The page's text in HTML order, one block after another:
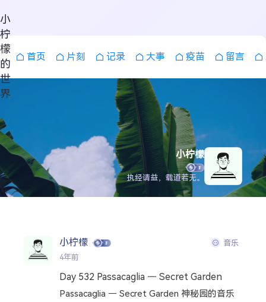
小
柠
檬
的
世
界
首页 片刻 记录 大事 疫苗 留言
小柠檬
执经请益，载道若无。
小柠檬
音乐
4年前
Day 532 Passacaglia — Secret Garden
Passacaglia — Secret Garden 神秘园的音乐